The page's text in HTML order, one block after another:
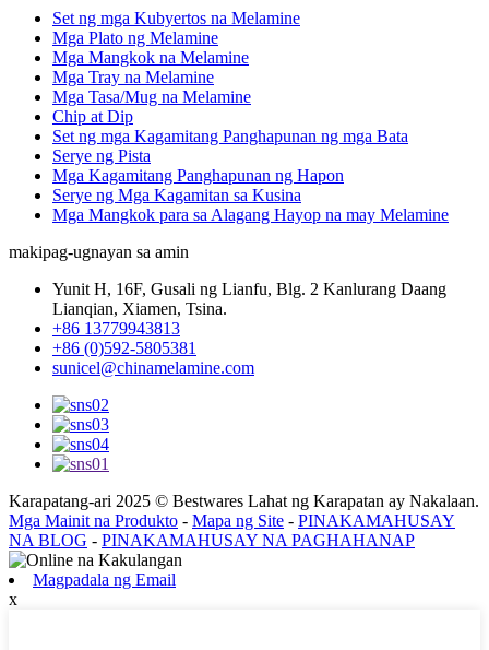
Set ng mga Kubyertos na Melamine
Mga Plato ng Melamine
Mga Mangkok na Melamine
Mga Tray na Melamine
Mga Tasa/Mug na Melamine
Chip at Dip
Set ng mga Kagamitang Panghapunan ng mga Bata
Serye ng Pista
Mga Kagamitang Panghapunan ng Hapon
Serye ng Mga Kagamitan sa Kusina
Mga Mangkok para sa Alagang Hayop na may Melamine
makipag-ugnayan sa amin
Yunit H, 16F, Gusali ng Lianfu, Blg. 2 Kanlurang Daang
Lianqian, Xiamen, Tsina.
+86 13779943813
+86 (0)592-5805381
sunicel@chinamelamine.com
Karapatang-ari 2025 © Bestwares Lahat ng Karapatan ay Nakalaan.
Mga Mainit na Produkto - Mapa ng Site - PINAKAMAHUSAY
NA BLOG - PINAKAMAHUSAY NA PAGHAHANAP
Magpadala ng Email
x